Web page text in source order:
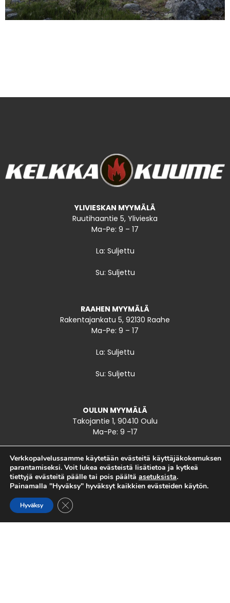
YLIVIESKAN MYYMÄLÄ
Ruutihaantie 5, Ylivieska
Ma-Pe: 9 – 17
La: Suljettu
Su: Suljettu
RAAHEN MYYMÄLÄ
Rakentajankatu 5, 92130 Raahe
Ma-Pe: 9 – 17
La: Suljettu
Su: Suljettu
OULUN MYYMÄLÄ
Takojantie 1, 90410 Oulu
Ma-Pe: 9 -17
La: 9 – 15
Su: Suljettu
Kelkkakuume on oikea valinta vapaa-ajan ajoneuvojen
hankintaan – me tunnemme pohjoisen vaativat olosuhteet.
Verkkopalvelussamme käytetään evästeitä käyttäjäkokemuksen
parantamiseksi. Voit lukea evästeistä lisätietoa ja kytkeä
tiettyjä evästeitä päälle tai pois päältä asetuksista.
Painamalla "Hyväksy" hyväksyt kaikkien evästeiden käytön.
Hyväksy SULJE EVÄSTEBANNERI